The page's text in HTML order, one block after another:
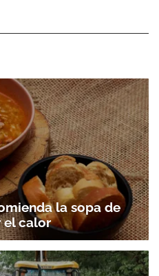
la sopa de
el calor